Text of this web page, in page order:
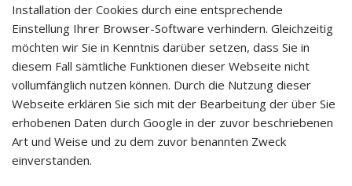
Installation der Cookies durch eine entsprechende
Einstellung Ihrer Browser-Software verhindern. Gleichzeitig
möchten wir Sie in Kenntnis darüber setzen, dass Sie in
diesem Fall sämtliche Funktionen dieser Webseite nicht
vollumfänglich nutzen können. Durch die Nutzung dieser
Webseite erklären Sie sich mit der Bearbeitung der über Sie
erhobenen Daten durch Google in der zuvor beschriebenen
Art und Weise und zu dem zuvor benannten Zweck
einverstanden.